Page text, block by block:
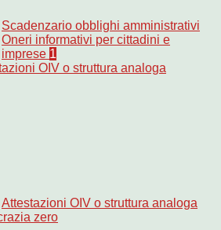
Scadenzario obblighi amministrativi
Oneri informativi per cittadini e
imprese 1
OIV o struttura analoga
Attestazioni OIV o struttura analoga
zero